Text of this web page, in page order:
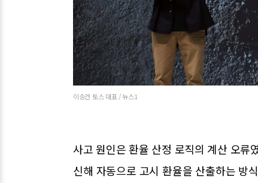
이승건 토스 대표 / 뉴스1
사고 원인은 환율 산정 로직의 계산 오류
신해 자동으로 고시 환율을 산출하는 방